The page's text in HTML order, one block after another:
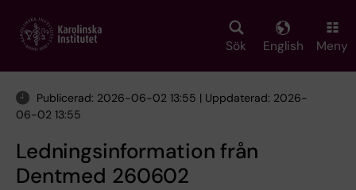
main
Sök English Meny
Publicerad: 2026-06-02 13:55 | Uppdaterad: 2026-
06-02 13:55
Ledningsinformation från
Dentmed 260602